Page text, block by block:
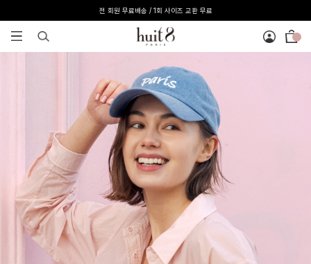
전 회원 무료배송 / 1회 사이즈 교환 무료